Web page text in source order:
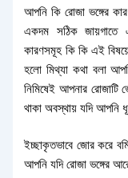
আপনি কি রোজা ভঙ্গের
একদম সঠিক জায়গাতে
কারণসমূহ কি কি এই
হলো মিথ্যা কথা বলা
নিমিষেই আপনার রোজাটি
থাকা অবস্থায় যদি আপনি
ইচ্ছাকৃতভাবে জোর করে
আপনি যদি রোজা ভঙ্গের